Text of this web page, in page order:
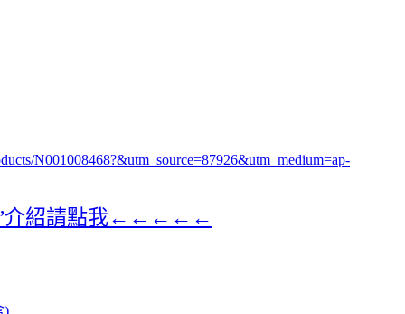
N001008468?&utm_source=87926&utm_medium=ap-
”介紹請點我←←←←←
)